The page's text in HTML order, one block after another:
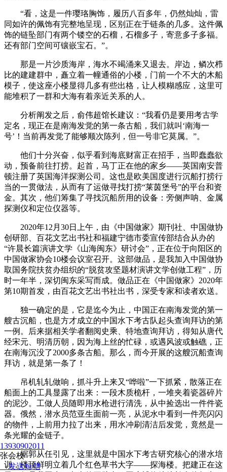
“看，这是一件璎珞胸饰，履历八百多年，仍然灿灿，雷
同如许的佩饰有完整地呈现，区别正在于链条的几多。这件佩
饰的链坠部门有两个镂空的石榴，石榴多子，寄意多子多福。
还有部门空间可镶嵌宝石。”。
那是一片沙质海岸，海水不竭涌来又退去。岸边，鳞次栉
比的建建群中，矗立着一幢通俗的小楼，门前一个不大的木船
模子，使这座小楼显得几多有些出格，让人模糊感应，这里可
能堆积了一群和大海有着亲近关系的人。
分析阐发之后，俞伟超馆长建议：“我看仍是要用考古学
定名，现正在是南海发觉的第一条古船，我们就叫‘南海一
号’！当前再发觉了能够顺次陈列，但一号非它莫属。”。
他们十分兴奋，似乎看到海底财富正在招手，当即蠢蠢欲
动，预备前往打捞。起首，马丁正在他的家乡——英国南安普
顿注册了英国海洋探测公司。这也是欧美国度进行沉船打捞行
当的一贯做法，从而有了运做寻找打捞“莱茵堡号”的平台和资
金。其次，他们筹集了寻找沉船所用的设备：旁侧声呐、金属
探测仪和定位仪器等。
2020年12月30日上午，由《中国做家》期刊社、中国做协
创研部、百花文艺出书社和福建宁德市委宣传部结合从办的
“许晨长篇演讲文学《山海闽东》研讨会”，正在位于向阳区的
中国做家协会10楼会议室召开。这部做品，是我加入中国做协
取国务院扶贫办组织的“脱贫攻坚题材演讲文学创做工程”，历
时一年半，深切闽东采写而成。做品正在《中国做家》2020年
第10期首发，由百花文艺出书社出书，深受专家和读者欢送。
独一确定的是，它是迄今为止，中国正在南海发觉的第一
艘古沉船，也是方才成立的中国水下考古队起头查询拜访的第
一例。后来据相关学者翻阅史乘、特地查询拜访，得知从唐代
经宋元、明清历朝，因为海上丝的忙碌，或遇风波或触礁，正
在南海沉没了2000多条古船。那么，而今开展的这艘沉船查询
拜访，就是第一条了！
吊机轧轧做响，抓斗升上来又“哗啦”一下抓紧，散落正在
船面上的工具显露了出来：一段木质桅杆，一堆夹着瓷器碎片
的泥沙。工做人员随即用水枪进行清洗，从中捡选出一件件瓷
器。俄然，潜水员范亚生面前一亮，从泥水中看到一件亮闪闪
的物件，上前用力拉了出来，用水冲刷清洁后发觉，竟然是一
条光耀的金链子。
据郭从任引见，这里就是中国水下考古研究核心的潜水培
训，楼顶鲜明立着几个红色草书大字——探海楼。把建正在这
13930902011
张会校
发送短信